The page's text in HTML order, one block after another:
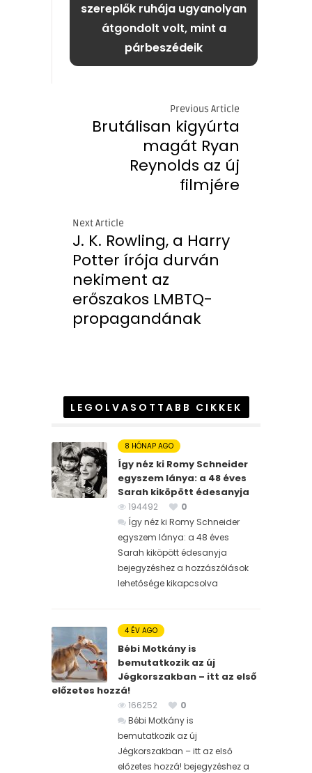
szereplők ruhája ugyanolyan
átgondolt volt, mint a
párbeszédeik
Previous Article
Brutálisan kigyúrta
magát Ryan
Reynolds az új
filmjére
Next Article
J. K. Rowling, a Harry
Potter írója durván
nekiment az
erőszakos LMBTQ-
propagandának
LEGOLVASOTTABB CIKKEK
8 HÓNAP AGO
Így néz ki Romy Schneider
egyszem lánya: a 48 éves
Sarah kiköpött édesanyja
194492
0
Így néz ki Romy Schneider
egyszem lánya: a 48 éves
Sarah kiköpött édesanyja
bejegyzéshez a hozzászólások
lehetősége kikapcsolva
4 ÉV AGO
Bébi Motkány is
bemutatkozik az új
Jégkorszakban – itt az első
előzetes hozzá!
166252
0
Bébi Motkány is
bemutatkozik az új
Jégkorszakban – itt az első
előzetes hozzá! bejegyzéshez a